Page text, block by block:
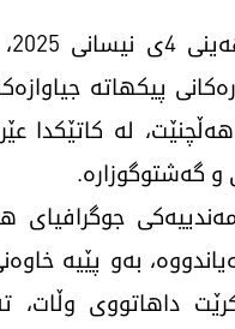
پیکهاتە
لە کاتێکدا
گەشتوگوزارە.
جوگرافیای
بەو پێیە
داهاتووی وڵات،